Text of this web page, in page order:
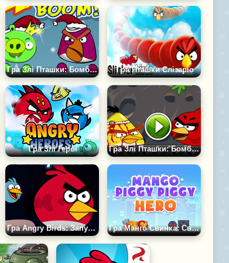
Гра Злі Пташки: Бомбери Гра Пташки Слізаріо
Гра Злі Герої Гра Злі Пташки: Бомба в Космосі
Гра Angry Birds: Запуск у Космос Гра Манго Свинка: Свинка Герой